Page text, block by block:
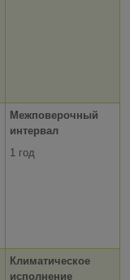
Межповерочный
интервал
1 год
Климатическое
исполнение